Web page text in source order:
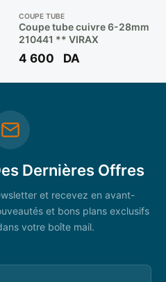
COUPE TUBE
Coupe tube cuivre 6-28mm
210441 ** VIRAX
4 600 DA
Dernières Offres
et recevez en avant-
et bons plans exclusifs
votre boîte mail.